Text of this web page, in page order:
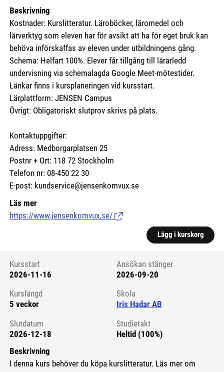
Beskrivning
Kostnader: Kurslitteratur. Läroböcker, läromedel och
lärverktyg som eleven har för avsikt att ha för eget bruk kan
behöva införskaffas av eleven under utbildningens gång.
Schema: Helfart 100%. Elever får tillgång till lärarledd
undervisning via schemalagda Google Meet-mötestider.
Länkar finns i kursplaneringen vid kursstart.
Lärplattform: JENSEN Campus
Övrigt: Obligatoriskt slutprov skrivs på plats.
Kontaktuppgifter:
Adress: Medborgarplatsen 25
Postnr + Ort: 118 72 Stockholm
Telefon nr: 08-450 22 30
E-post: kundservice@jensenkomvux.se
Läs mer
https://www.jensenkomvux.se/ (Länk till extern sida.)
Lägg i kurskorg
Kursstart 6199181
Kursstart
2026-11-16
Ansökan stänger
2026-09-20
Kurslängd
5 veckor
Skola
Iris Hadar AB
Slutdatum
2026-12-18
Studietakt
Heltid (100%)
Beskrivning
I denna kurs behöver du köpa kurslitteratur. Läs mer om